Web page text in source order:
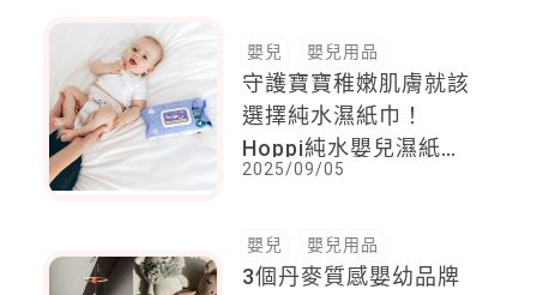
嬰兒 嬰兒用品
守護寶寶稚嫩肌膚就該
選擇純水濕紙巾！
Hoppi純水嬰兒濕紙
巾，３要點解決各式育
2025/09/05
嬰兒 嬰兒用品
3個丹麥質感嬰幼品牌